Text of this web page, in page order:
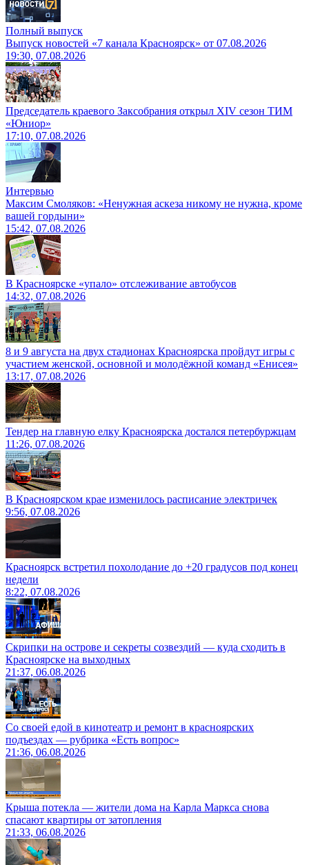
Полный выпуск
Выпуск новостей «7 канала Красноярск» от 07.08.2026
19:30, 07.08.2026
Председатель краевого Заксобрания открыл XIV сезон ТИМ
«Юниор»
17:10, 07.08.2026
Интервью
Максим Смоляков: «Ненужная аскеза никому не нужна, кроме
вашей гордыни»
15:42, 07.08.2026
В Красноярске «упало» отслеживание автобусов
14:32, 07.08.2026
8 и 9 августа на двух стадионах Красноярска пройдут игры с
участием женской, основной и молодёжной команд «Енисея»
13:17, 07.08.2026
Тендер на главную елку Красноярска достался петербуржцам
11:26, 07.08.2026
В Красноярском крае изменилось расписание электричек
9:56, 07.08.2026
Красноярск встретил похолодание до +20 градусов под конец
недели
8:22, 07.08.2026
Скрипки на острове и секреты созвездий — куда сходить в
Красноярске на выходных
21:37, 06.08.2026
Со своей едой в кинотеатр и ремонт в красноярских
подъездах — рубрика «Есть вопрос»
21:36, 06.08.2026
Крыша потекла — жители дома на Карла Маркса снова
спасают квартиры от затопления
21:33, 06.08.2026